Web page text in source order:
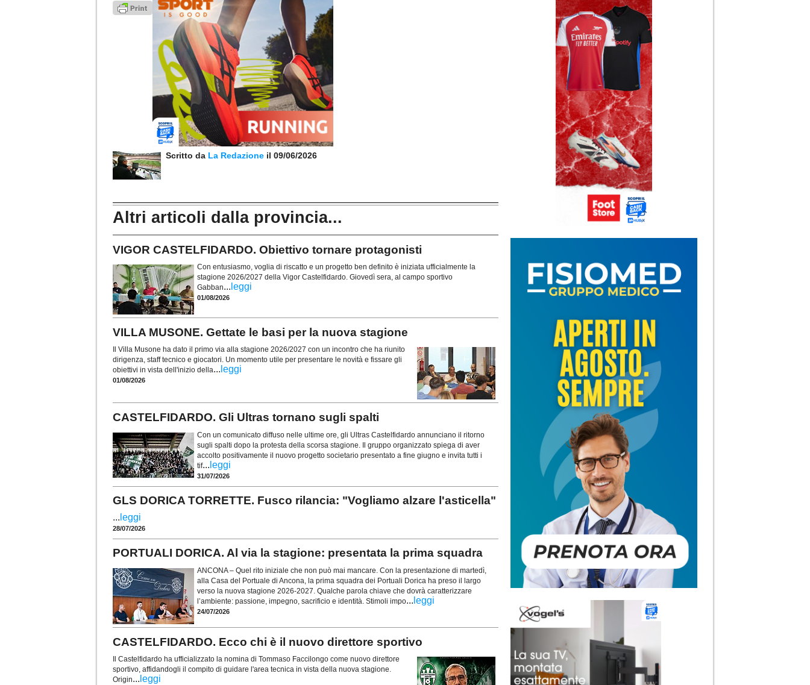
Scritto da La Redazione il 09/06/2026
Altri articoli dalla provincia...
VIGOR CASTELFIDARDO. Obiettivo tornare protagonisti
Con entusiasmo, voglia di riscatto e un progetto ben definito è iniziata ufficialmente la
stagione 2026/2027 della Vigor Castelfidardo. Giovedì sera, al campo sportivo
Gabban... leggi
01/08/2026
VILLA MUSONE. Gettate le basi per la nuova stagione
Il Villa Musone ha dato il primo via alla stagione 2026/2027 con un incontro che ha riunito
dirigenza, staff tecnico e giocatori. Un momento utile per presentare le novità e fissare gli
obiettivi in vista dell'inizio della... leggi
01/08/2026
CASTELFIDARDO. Gli Ultras tornano sugli spalti
Con un comunicato diffuso nelle ultime ore, gli Ultras Castelfidardo annunciano il ritorno
sugli spalti dopo la protesta della scorsa stagione. Il gruppo organizzato spiega di aver
accolto positivamente il nuovo progetto societario presentato a fine giugno e invita tutti i
tif... leggi
31/07/2026
GLS DORICA TORRETTE. Fusco rilancia: "Vogliamo alzare l'asticella"
... leggi
28/07/2026
PORTUALI DORICA. Al via la stagione: presentata la prima squadra
ANCONA – Quel rito iniziale che non può mai mancare. Con la presentazione di martedì,
alla Casa del Portuale di Ancona, la prima squadra dei Portuali Dorica ha preso il largo
verso la nuova stagione 2026-2027. Qualche parola chiave che dovrà caratterizzare
l’ambiente: passione, impegno, sacrificio e identità. Stimoli impo... leggi
24/07/2026
CASTELFIDARDO. Ecco chi è il nuovo direttore sportivo
Il Castelfidardo ha ufficializzato la nomina di Tommaso Faccilongo come nuovo direttore
sportivo, affidandogli il compito di guidare l'area tecnica in vista della nuova stagione.
Origin... leggi